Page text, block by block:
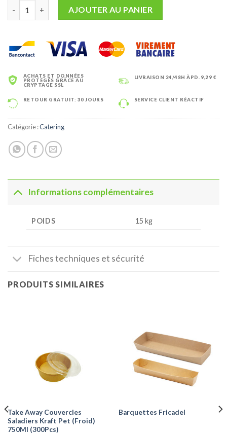
quantité de Barquette Frite Carton Kraft n°1 (100x70x40mm)
AJOUTER AU PANIER
ACHATS ET DONNÉES
PROTÉGÉS GRÂCE AU
CRYPTAGE SSL
LIVRAISON 24/48H ÀPD. 9,29 €
RETOUR GRATUIT: 30 JOURS SERVICE CLIENT RÉACTIF
Catégorie :Catering
Informations complémentaires
POIDS 15 kg
Fiches techniques et sécurité
PRODUITS SIMILAIRES
Take Away Couvercles
Saladiers Kraft Pet (Froid)
750Ml (300Pcs)
Barquettes Fricadel